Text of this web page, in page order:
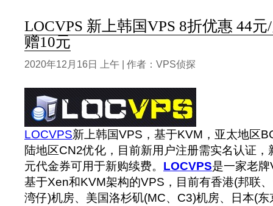
LOCVPS 新上韩国VPS 8折优惠 44
赠10元
2020年12月16日 上午 | 作者：VPS侦探
LOCVPS新上韩国VPS，基于KVM，亚太地区
陆地区CN2优化，目前新用户注册需实名认证
元代金券可用于新购续费。 LOCVPS是一家老
基于Xen和KVM架构的VPS，目前有香港(邦联
湾仔)机房、美国洛杉矶(MC、C3)机房、日本(